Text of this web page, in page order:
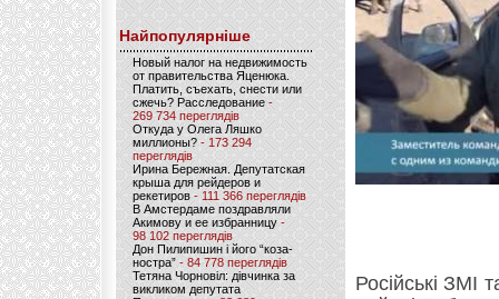
Найпопулярніше
Новый налог на недвижимость
от правительства Яценюка.
Платить, съехать, снести или
сжечь? Расследование-
269 734 переглядів
Откуда у Олега Ляшко
миллионы? - 173 294
переглядів
Ирина Бережная. Депутатская
крыша для рейдеров и
рекетиров - 111 366 переглядів
В Амстердаме поздравляли
Акимову и ее избранницу -
98 102 переглядів
Дон Пилипишин і його “коза-
ностра” - 84 778 переглядів
Тетяна Чорновіл: дівчинка за
викликом депутата
Російські ЗМІ